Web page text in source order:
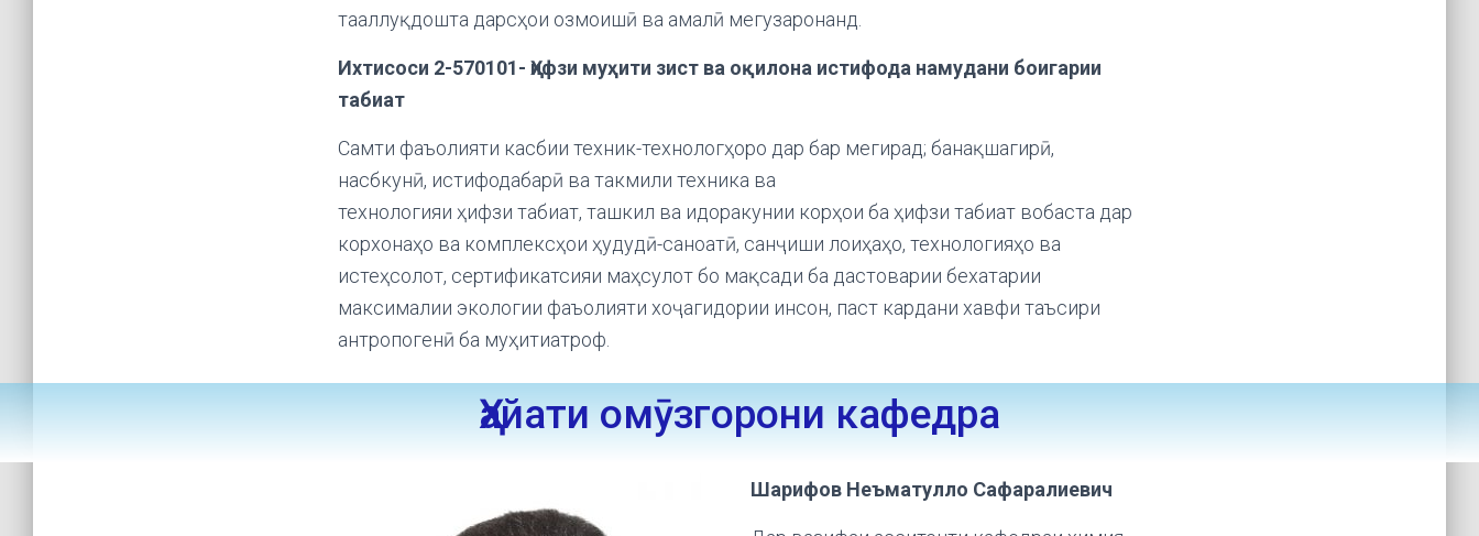
тааллуқдошта дарсҳои озмоишӣ ва амалӣ мегузаронанд.
Ихтисоси 2-570101- Ҳифзи муҳити зист ва оқилона истифода намудани боигарии
табиат
Самти фаъолияти касбии техник-технологҳоро дар бар мегирад; банақшагирӣ,
насбкунӣ, истифодабарӣ ва такмили техника ва
технологияи ҳифзи табиат, ташкил ва идоракунии корҳои ба ҳифзи табиат вобаста дар
корхонаҳо ва комплексҳои ҳудудӣ-саноатӣ, санҷиши лоиҳаҳо, технологияҳо ва
истеҳсолот, сертификатсияи маҳсулот бо мақсади ба дастоварии бехатарии
максималии экологии фаъолияти хоҷагидории инсон, паст кардани хавфи таъсири
антропогенӣ ба муҳитиатроф.
Ҳайати омӯзгорони кафедра
Шарифов Неъматулло Сафаралиевич